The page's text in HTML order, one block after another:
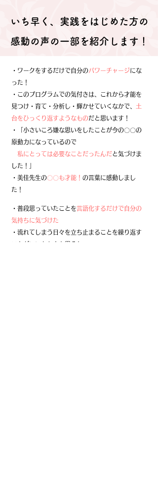
いち早く、実践をはじめた方の
​感動の声の一部を紹介します！
・ワークをするだけで自分のパワーチャージにな
った！
・このプログラムでの気付きは、これから才能を
見つけ・育て・分析し・輝かせていくなかで、 土
台をひっくり返すようなものだと思います！
・「小さいころ嫌な思いをしたことが今の〇〇の
原動力になっているので
私にとっては必要なことだったんだと気づけま
した！」
​・美佳先生の〇〇も才能！ の言葉に感動しまし
た！
・普段思っていたことを言語化するだけで自分の
気持ちに気づけた
・流れてしまう日々を立ち止まることを繰り返す
ことがいいかも！と思えた